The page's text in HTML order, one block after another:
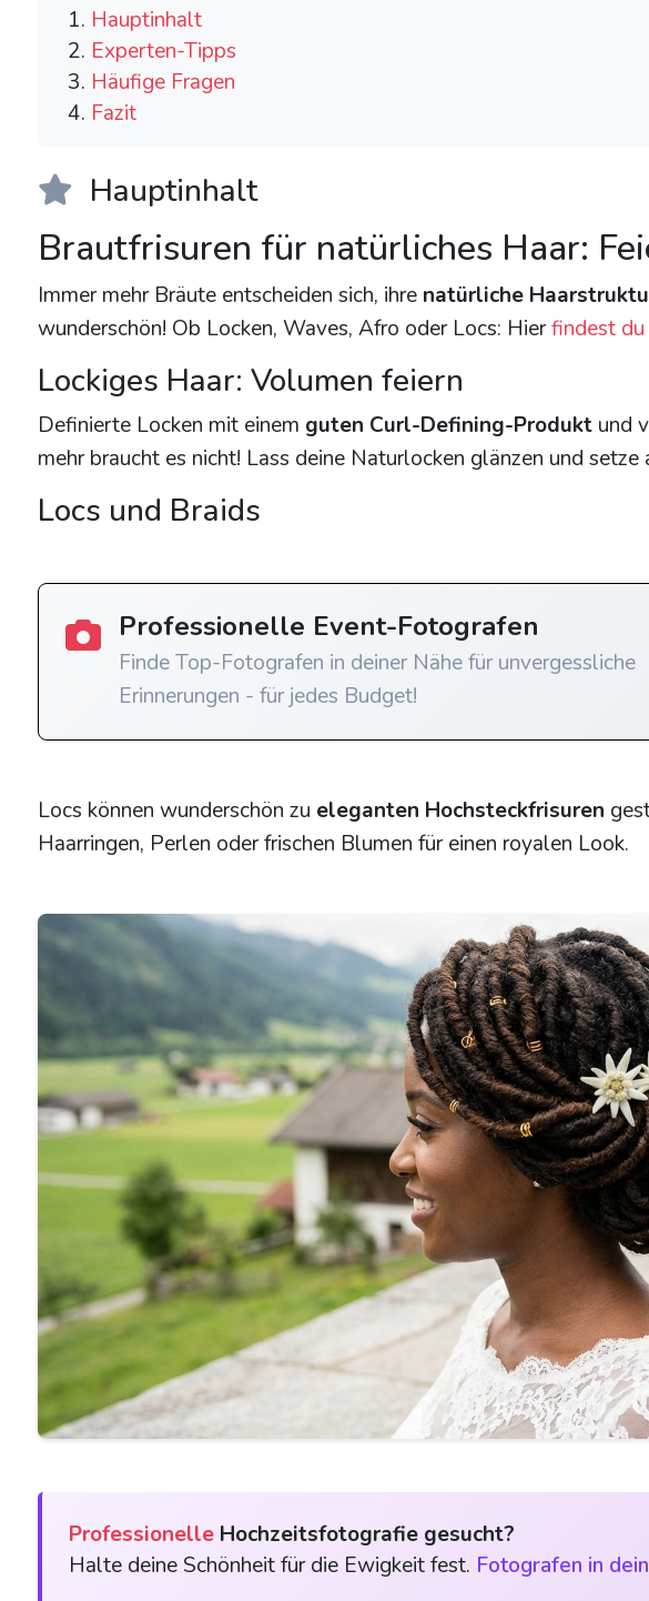
Hauptinhalt
Experten-Tipps
Häufige Fragen
Fazit
Hauptinhalt
Brautfrisuren für natürliches Haar:
Immer mehr Bräute entscheiden sich, ihre natürliche
wunderschön! Ob Locken, Waves, Afro oder Locs: Hierfindest du
Lockiges Haar: Volumen feiern
Definierte Locken mit einem guten Curl-Defining-Produkt und
mehr braucht es nicht! Lass deine Naturlocken glänzen und setze
Locs und Braids
Professionelle Event-Fotografen
Finde Top-Fotografen in deiner Nähe für unvergessliche
Erinnerungen - für jedes Budget!
Locs können wunderschön zu eleganten Hochsteckfrisuren
Haarringen, Perlen oder frischen Blumen für einen royalen Look.
Professionelle Hochzeitsfotografie gesucht?
Halte deine Schönheit für die Ewigkeit fest. Fotografen in